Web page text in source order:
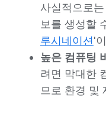
사실적으로
보를 생성할
루시네이션'
높은 컴퓨팅
려면 막대한
므로 환경 및